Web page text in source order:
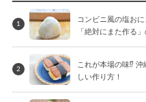
1
コンビニ風の塩お
「絶対にまた作る
2
これが本場の味⁉︎
しい作り方！